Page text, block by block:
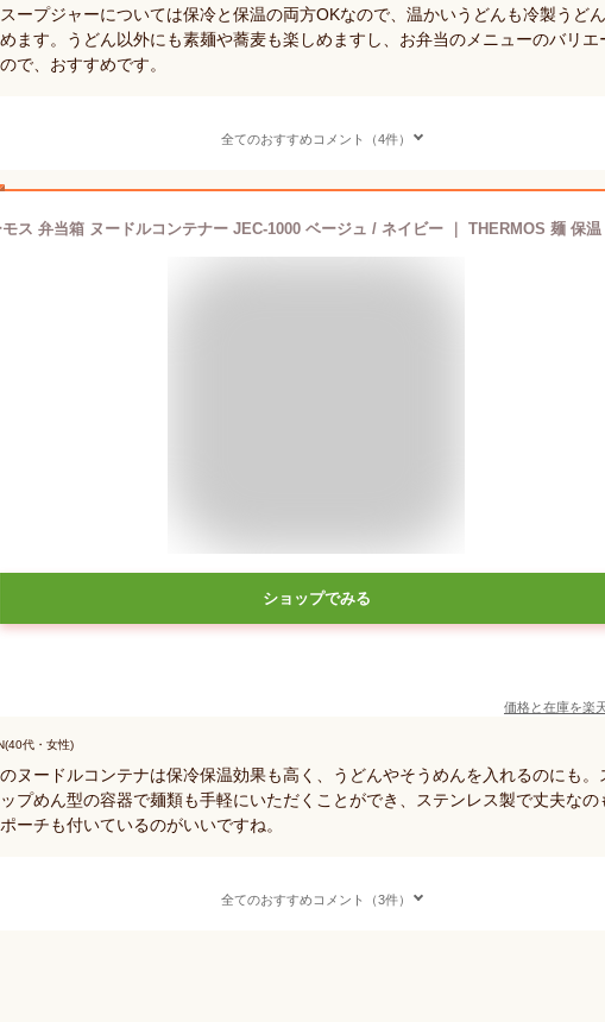
ープジャーについては保冷と保温の両方OKなので、温かいうどんも冷製うど
ます。うどん以外にも素麺や蕎麦も楽しめますし、お弁当のメニューのバリエ
で、おすすめです。
全てのおすすめコメント（4件）
ショップでみる
価格と在庫を楽
代・女性)
ヌードルコンテナは保冷保温効果も高く、うどんやそうめんを入れるのにも。
プめん型の容器で麺類も手軽にいただくことができ、ステンレス製で丈夫なの
ーチも付いているのがいいですね。
全てのおすすめコメント（3件）